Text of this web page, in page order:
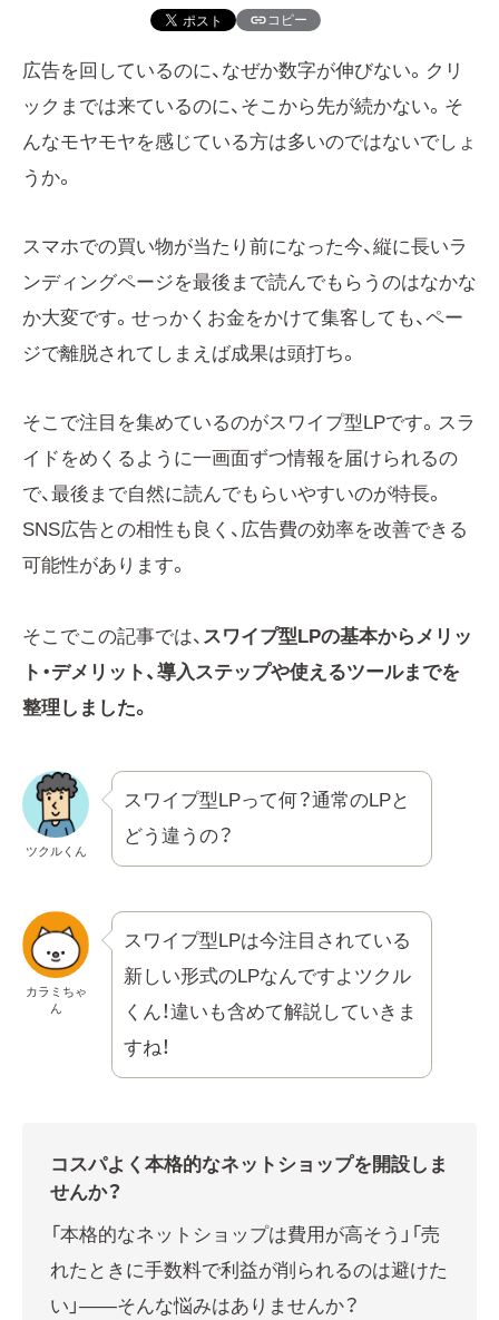
コピー
広告を回しているのに、なぜか数字が伸びない。クリ
ックまでは来ているのに、そこから先が続かない。そ
んなモヤモヤを感じている方は多いのではないでしょ
うか。
スマホでの買い物が当たり前になった今、縦に長いラ
ンディングページを最後まで読んでもらうのはなかな
か大変です。せっかくお金をかけて集客しても、ペー
ジで離脱されてしまえば成果は頭打ち。
そこで注目を集めているのがスワイプ型LPです。スラ
イドをめくるように一画面ずつ情報を届けられるの
で、最後まで自然に読んでもらいやすいのが特長。
SNS広告との相性も良く、広告費の効率を改善できる
可能性があります。
そこでこの記事では、 スワイプ型LPの基本からメリッ
ト・デメリット、導入ステップや使えるツールまでを
整理しました。
ツクルくん
スワイプ型LPって何？通常のLPと
どう違うの？
カラミちゃ
ん
スワイプ型LPは今注目されている
新しい形式のLPなんですよツクル
くん！違いも含めて解説していきま
すね！
コスパよく本格的なネットショップを開設しま
せんか？
「本格的なネットショップは費用が高そう」「売
れたときに手数料で利益が削られるのは避けた
い」——そんな悩みはありませんか？